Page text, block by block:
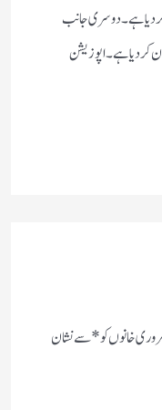
کردیا ہے۔ دوسری جانب
کردیا ہے۔ اپوزیشن
خانوں کو*سے نشان